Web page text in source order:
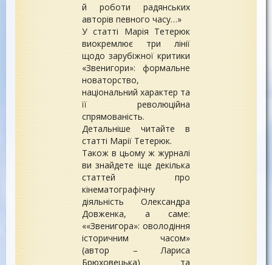
й роботи радянських
авторів певного часу…»
У статті Марія Тетерюк
виокремлює три лінії
щодо зарубіжної критики
«Звенигори»: формальне
новаторство,
національний характер та
її революційна
спрямованість.
Детальніше читайте в
статті Марії Тетерюк.
Також в цьому ж журналі
ви знайдете іще декілька
статтей про
кінематографічну
діяльність Олександра
Довженка, а саме:
««Звенигора»: оволодіння
історичним часом»
(автор – Лариса
Брюховецька) та